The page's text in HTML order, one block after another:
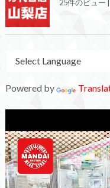
25件のビュー
Powered by